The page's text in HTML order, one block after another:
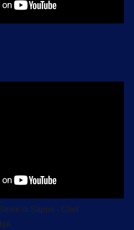
di Sapori - Chef